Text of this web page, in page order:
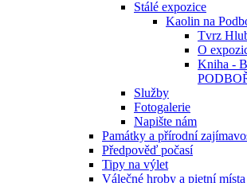
Stálé expozice
Kaolin na
Tvrz
O
Kniha -
Služby
Fotogalerie
Napište nám
Památky a přírodní
Předpověď počasí
Tipy na výlet
Válečné hroby a pietní místa